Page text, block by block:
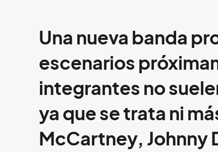
Una nueva banda
escenarios
integrantes no
ya que se trata ni
McCartney, Johnny